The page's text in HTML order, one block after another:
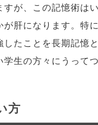
が、この記憶術は
肝になります。特
たことを長期記憶
生の方々にうって
方